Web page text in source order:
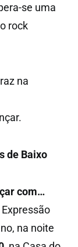
se uma
rock
na
de Baixo
com…
na noite